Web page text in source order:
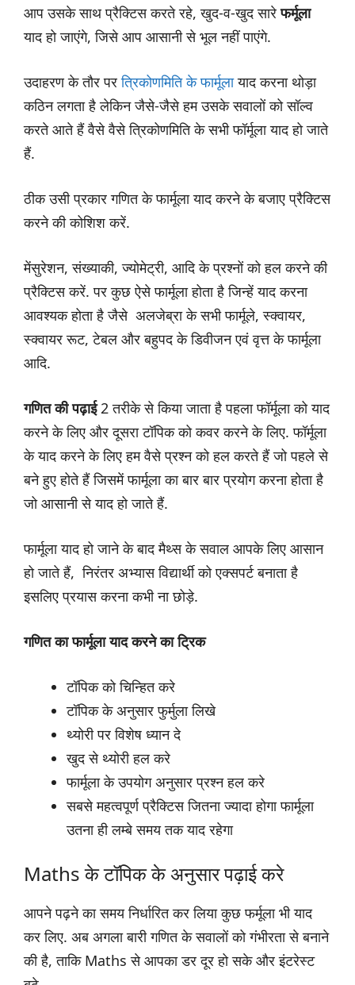
आप उसके साथ प्रैक्टिस करते रहे, खुद-व-खुद सारेफर्मूला
याद हो जाएंगे, जिसे आप आसानी से भूल नहीं पाएंगे.
उदाहरण के तौर परत्रिकोणमिति के फार्मूलायाद करना थोड़ा
कठिन लगता है लेकिन जैसे-जैसे हम उसके सवालों को सॉल्व
करते आते हैं वैसे वैसे त्रिकोणमिति के सभी फॉर्मूला याद हो जाते
हैं.
ठीक उसी प्रकार गणित के फार्मूला याद करने के बजाए प्रैक्टिस
करने की कोशिश करें.
मेंसुरेशन, संख्याकी, ज्योमेट्री, आदि के प्रश्नों को हल करने की
प्रैक्टिस करें. पर कुछ ऐसे फार्मूला होता है जिन्हें याद करना
आवश्यक होता है जैसे अलजेब्रा के सभी फार्मूले, स्क्वायर,
स्क्वायर रूट, टेबल और बहुपद के डिवीजन एवं वृत्त के फार्मूला
आदि.
गणित की पढ़ाई2 तरीके से किया जाता है पहला फॉर्मूला को याद
करने के लिए और दूसरा टॉपिक को कवर करने के लिए. फॉर्मूला
के याद करने के लिए हम वैसे प्रश्न को हल करते हैं जो पहले से
बने हुए होते हैं जिसमें फार्मूला का बार बार प्रयोग करना होता है
जो आसानी से याद हो जाते हैं.
फार्मूला याद हो जाने के बाद मैथ्स के सवाल आपके लिए आसान
हो जाते हैं, निरंतर अभ्यास विद्यार्थी को एक्सपर्ट बनाता है
इसलिए प्रयास करना कभी ना छोड़े.
गणित का फार्मूला याद करने का ट्रिक
टॉपिक को चिन्हित करे
टॉपिक के अनुसार फुर्मुला लिखे
थ्योरी पर विशेष ध्यान दे
खुद से थ्योरी हल करे
फार्मूला के उपयोग अनुसार प्रश्न हल करे
सबसे महत्वपूर्ण प्रैक्टिस जितना ज्यादा होगा फार्मूला
उतना ही लम्बे समय तक याद रहेगा
Maths के टॉपिक के अनुसार पढ़ाई करे
आपने पढ़ने का समय निर्धारित कर लिया कुछ फर्मूला भी याद
कर लिए. अब अगला बारी गणित के सवालों को गंभीरता से बनाने
की है, ताकि Maths से आपका डर दूर हो सके और इंटरेस्ट